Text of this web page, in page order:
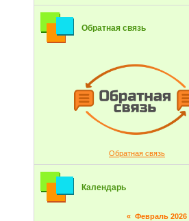
Обратная связь
Обратная связь
Календарь
« Февраль 2026